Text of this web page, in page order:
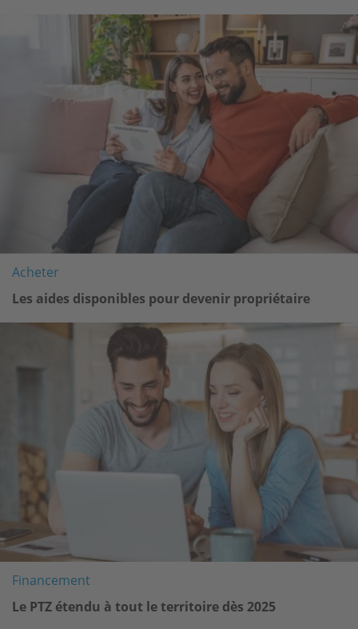
Acheter
Les aides disponibles pour devenir propriétaire
Image
Financement
Le PTZ étendu à tout le territoire dès 2025